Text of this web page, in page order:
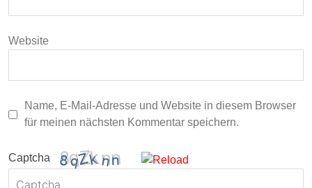
Website
Name, E-Mail-Adresse und Website in diesem Browser
für meinen nächsten Kommentar speichern.
Captcha